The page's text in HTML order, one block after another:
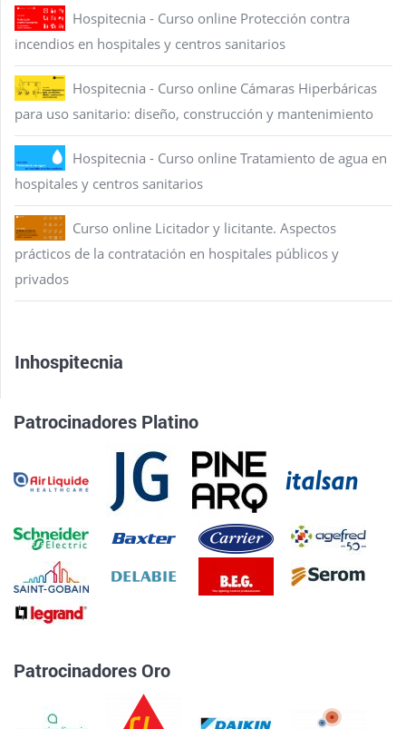
Hospitecnia - Curso online Protección contra
incendios en hospitales y centros sanitarios
Hospitecnia - Curso online Cámaras Hiperbáricas
para uso sanitario: diseño, construcción y mantenimiento
Hospitecnia - Curso online Tratamiento de agua en
hospitales y centros sanitarios
Curso online Licitador y licitante. Aspectos
prácticos de la contratación en hospitales públicos y
privados
Inhospitecnia
Patrocinadores Platino
Patrocinadores Oro